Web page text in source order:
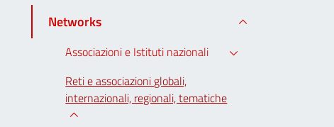
Networks
Associazioni e Istituti nazionali
Reti e associazioni globali,
internazionali, regionali, tematiche